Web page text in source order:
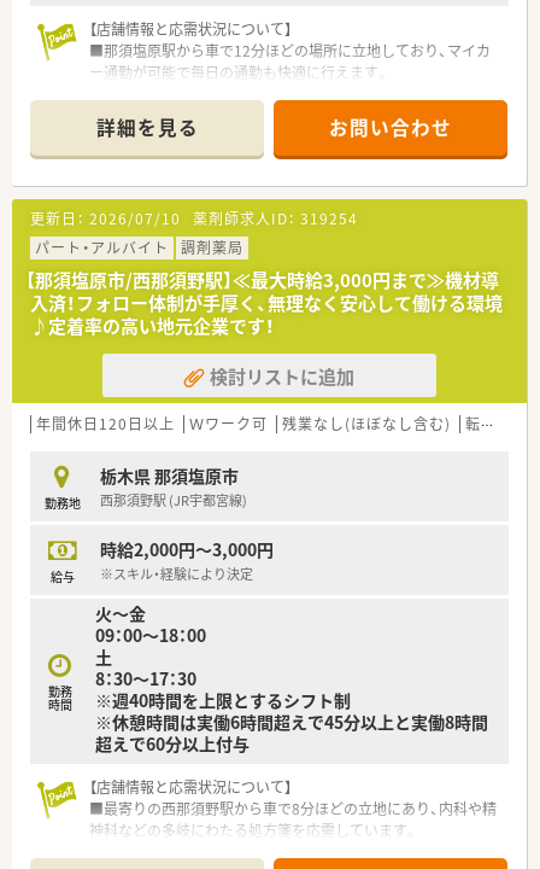
【店舗情報と応需状況について】
■那須塩原駅から車で12分ほどの場所に立地しており、マイカ
ー通勤が可能で毎日の通勤も快適に行えます。
方箋を応需しており、在宅医療にも対応しています。
■常勤薬剤師5名とパート11名が在籍しており、事務員も2名い
るため薬剤師業務にしっかりと集中できる環境です。
【企業の特徴】
■栃木県内に4店舗展開しています。
■健康相談から在宅医療まで患者様の要望に対応できる運営体
制です。
■小規模運営ならではの風通しのよさがあり、産・育休取得者の
復帰率も高く、働きやすい環境がございます。
■福利厚生も充実！社員旅行や宿泊施設との提携、お薬代負担
等、社員に優しい環境です。
■未経験・ブランクのある方でも安心のサポート体制有り。お気
軽にご相談ください。
■薬剤師の人数が充実しているため一人当たりの業務負担が軽
減され、ヘルプ体制もしっかりと整備されています。
■小規模な法人ならではのスタッフ同士の仲の良さがあり、困っ
■幅広い年代のスタッフが活躍しており、お互いを尊重し合いな
がらチームワークを大切にして業務に取り組んでいます。
詳細を見る お問い合わせ
更新日： 2026/07/10 薬剤師求人ID： 319254
パート・アルバイト
調剤薬局
【那須塩原市/西那須野駅】≪最大時給3,000円まで≫機材導
入済！フォロー体制が手厚く、無理なく安心して働ける環境
♪定着率の高い地元企業です！
検討リストに追加
年間休日120日以上 Ｗワーク可 残業なし(ほぼなし含む) 転勤なし
勤務地
栃木県 那須塩原市
西那須野駅 (JR宇都宮線)
給与
時給2,000円～3,000円
※スキル・経験により決定
勤務
時間
火～金
09：00～18：00
土
8：30～17：30
※週40時間を上限とするシフト制
※休憩時間は実働6時間超えで45分以上と実働8時間
超えで60分以上付与
【店舗情報と応需状況について】
■最寄りの西那須野駅から車で8分ほどの立地にあり、内科や精
神科などの多岐にわたる処方箋を応需しています。